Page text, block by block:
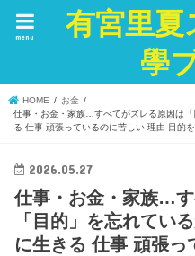
有宮里
學
menu
HOME
お金
仕事・お金・家族…すべてがズレる原因は
る 仕事 頑張っているのに苦しい 理由 目的
2026.05.27
仕事・お金・家族…
「目的」を忘れてい
に生きる 仕事 頑張っ